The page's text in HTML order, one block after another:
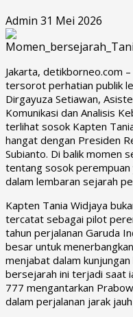
Admin 31 Mei 2026
Jakarta, detikborneo.com
tersorot perhatian publik
Dirgayuza Setiawan,
Komunikasi dan Analisis
terlihat sosok Kapten
hangat dengan Presiden
Subianto. Di balik momen
tentang sosok perempuan
dalam lembaran sejarah
Kapten Tania Widjaya
tercatat sebagai pilot
tahun perjalanan Garuda
besar untuk
menjabat dalam
bersejarah ini terjadi saat
777 mengantarkan
dalam perjalanan jarak